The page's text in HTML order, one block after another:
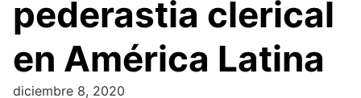
pederastia clerical
en América Latina
diciembre 8, 2020